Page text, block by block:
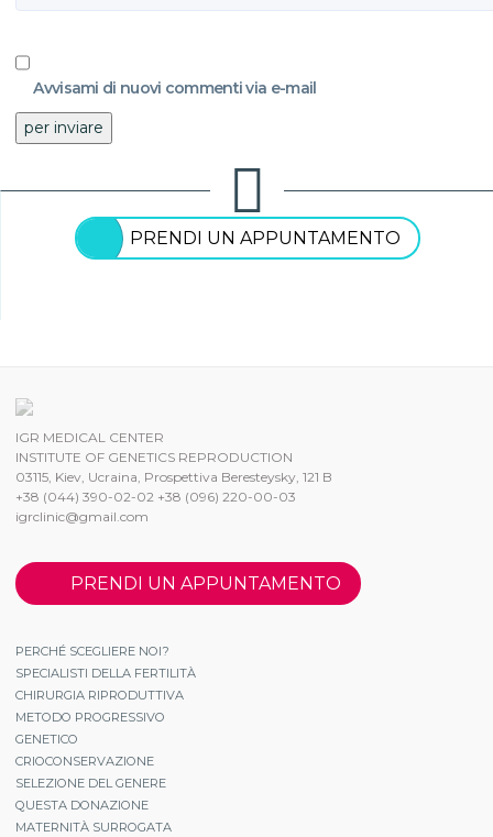
Avvisami di nuovi commenti via e-mail
per inviare
PRENDI UN APPUNTAMENTO
IGR MEDICAL CENTER
INSTITUTE OF GENETICS REPRODUCTION
03115, Kiev, Ucraina, Prospettiva Beresteysky, 121 B
+38 (044) 390-02-02 +38 (096) 220-00-03
igrclinic@gmail.com
PRENDI UN APPUNTAMENTO
PERCHÉ SCEGLIERE NOI?
SPECIALISTI DELLA FERTILITÀ
CHIRURGIA RIPRODUTTIVA
METODO PROGRESSIVO
GENETICO
CRIOCONSERVAZIONE
SELEZIONE DEL GENERE
QUESTA DONAZIONE
MATERNITÀ SURROGATA